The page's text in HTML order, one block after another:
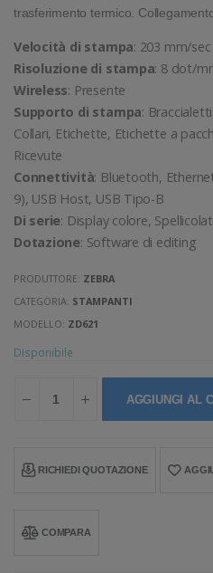
trasferimento termico.
Velocità di stampa: 203 mm/sec
Risoluzione di stampa: 8 dot/
Wireless: Presente
Supporto di stampa:
Collari, Etichette, Etichette a
Ricevute
Connettività: Bluetooth,
9), USB Host, USB Tipo-B
Di serie: Display colore,
Dotazione: Software di editing
PRODUTTORE: ZEBRA
CATEGORIA: STAMPANTI
MODELLO: ZD621
Disponibile
AGGIUNGI AL
RICHIEDI QUOTAZIONE
COMPARA